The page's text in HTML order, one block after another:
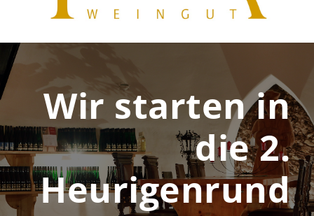
Wir starten in
die 2.
Heurigenrund